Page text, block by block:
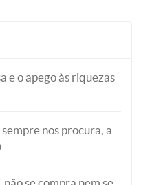
e o apego às riquezas
nos procura, a